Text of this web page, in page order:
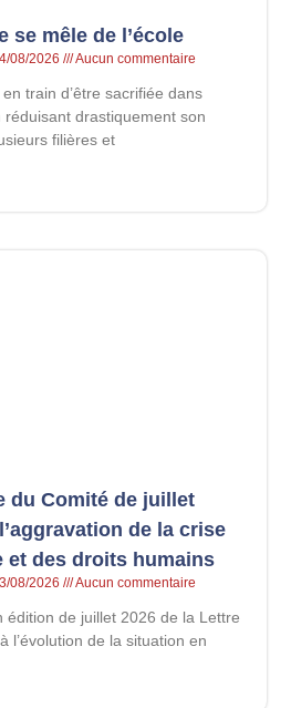
se mêle de l’école
08/2026 Aucun commentaire
train d’être sacrifiée dans
réduisant drastiquement son
filières et
du Comité de juillet
de la crise
et des droits humains
08/2026 Aucun commentaire
édition de juillet 2026 de la Lettre
l’évolution de la situation en